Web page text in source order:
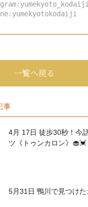
一覧へ戻る
事
4月 17日 徒歩30秒！今
ツ《トゥンカロン》🧁💓
5月31日 鴨川で見つけた